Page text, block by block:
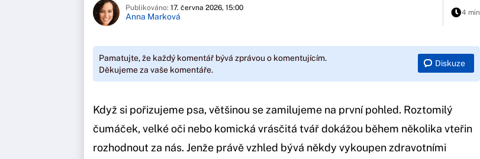
Publikováno: 17. června 2026, 15:00
Anna Marková 4 min
Pamatujte, že každý komentář bývá zprávou o komentujícím.
Děkujeme za vaše komentáře.
Diskuze
Když si pořizujeme psa, většinou se zamilujeme na první pohled. Roztomilý
čumáček, velké oči nebo komická vrásčitá tvář dokážou během několika vteřin
rozhodnout za nás. Jenže právě vzhled bývá někdy vykoupen zdravotními